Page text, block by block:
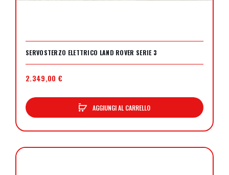
SERVOSTERZO ELETTRICO LAND ROVER SERIE 3
2.349,00 €
AGGIUNGI AL CARRELLO